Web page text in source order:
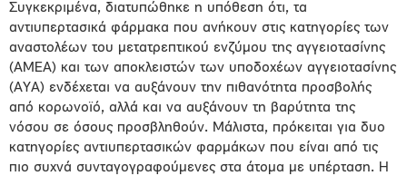
Συγκεκριμένα, διατυπώθηκε η υπόθεση ότι, τα
αντιυπερτασικά φάρμακα που ανήκουν στις κατηγορίες των
αναστολέων του μετατρεπτικού ενζύμου της αγγειοτασίνης
(ΑΜΕΑ) και των αποκλειστών των υποδοχέων αγγειοτασίνης
(ΑΥΑ) ενδέχεται να αυξάνουν την πιθανότητα προσβολής
από κορωνοϊό, αλλά και να αυξάνουν τη βαρύτητα της
νόσου σε όσους προσβληθούν. Μάλιστα, πρόκειται για δυο
κατηγορίες αντιυπερτασικών φαρμάκων που είναι από τις
πιο συχνά συνταγογραφούμενες στα άτομα με υπέρταση. Η